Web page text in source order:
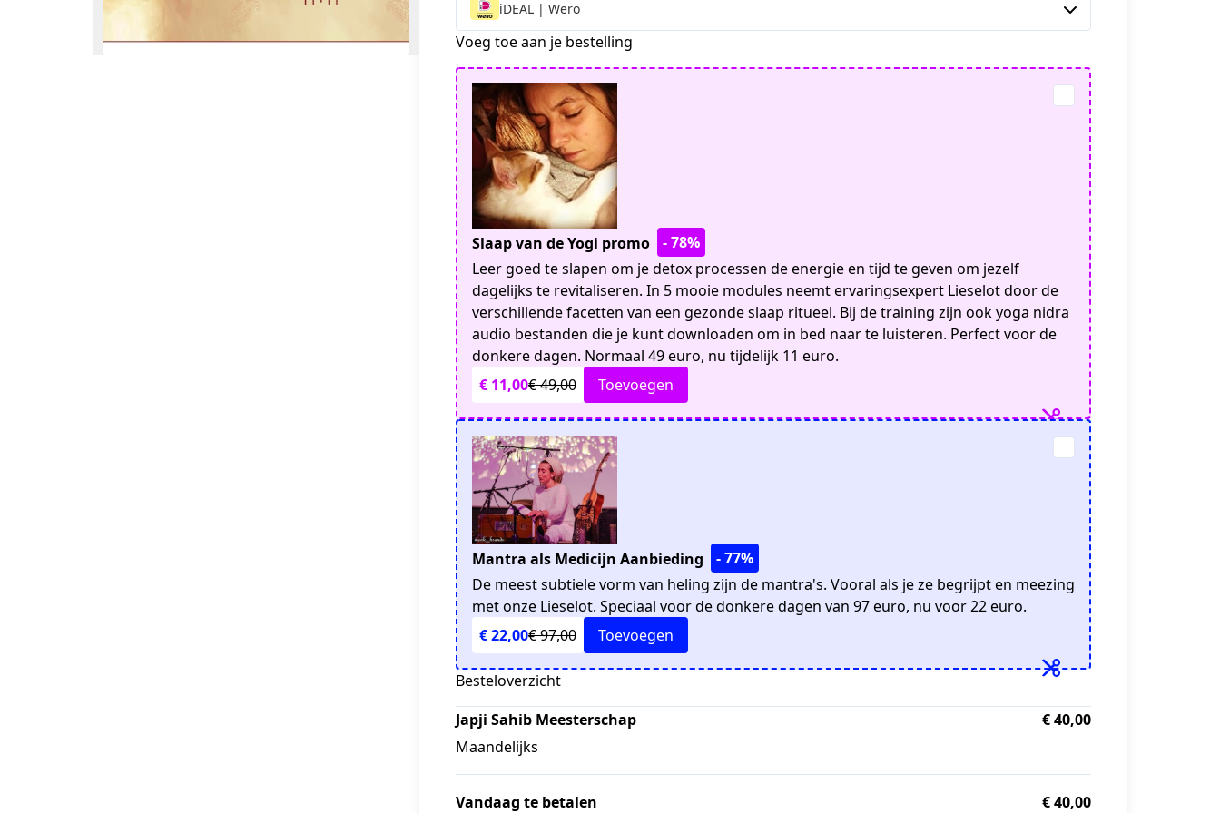
iDEAL | Wero
Voeg toe aan je bestelling
Slaap van de Yogi promo
- 78%
Leer goed te slapen om je detox processen de energie en tijd te geven om jezelf
dagelijks te revitaliseren. In 5 mooie modules neemt ervaringsexpert Lieselot door de
verschillende facetten van een gezonde slaap ritueel. Bij de training zijn ook yoga nidra
audio bestanden die je kunt downloaden om in bed naar te luisteren. Perfect voor de
donkere dagen. Normaal 49 euro, nu tijdelijk 11 euro.
€ 11,00€ 49,00 Toevoegen
Mantra als Medicijn Aanbieding
- 77%
De meest subtiele vorm van heling zijn de mantra's. Vooral als je ze begrijpt en meezing
met onze Lieselot. Speciaal voor de donkere dagen van 97 euro, nu voor 22 euro.
€ 22,00€ 97,00 Toevoegen
Besteloverzicht
Japji Sahib Meesterschap
Maandelijks
€ 40,00
Vandaag te betalen € 40,00